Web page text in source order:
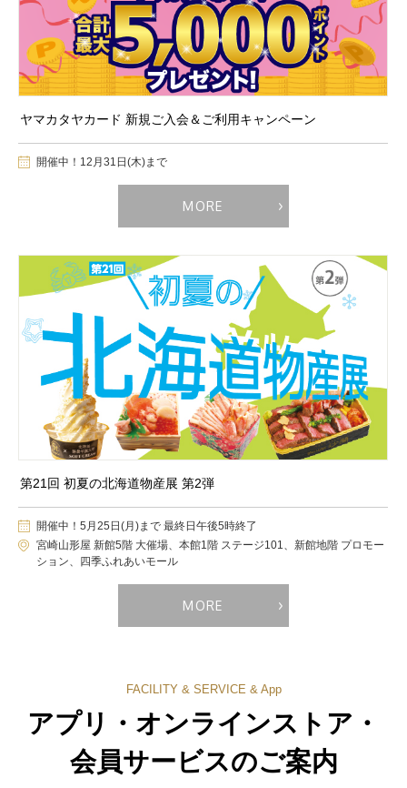
ヤマカタヤカード 新規ご入会＆ご利用キャンペーン
開催中！12月31日(木)まで
MORE
第21回 初夏の北海道物産展 第2弾
開催中！5月25日(月)まで 最終日午後5時終了
宮崎山形屋 新館5階 大催場、本館1階 ステージ101、新館地階 プロモー
ション、四季ふれあいモール
MORE
FACILITY & SERVICE & App
アプリ・オンラインストア・
会員サービスのご案内